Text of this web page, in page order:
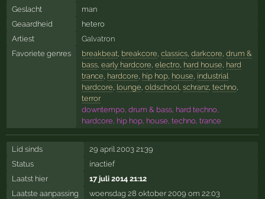
Geslacht
man
Geaardheid
hetero
Artiest
Galvatron
Favoriete genres
breakbeat, breakcore classics, darkcore drum &
bass, early hardcore electro, hard house hard
trance hardcore hip hop, house industrial
hardcore lounge oldschool schranz, techno,
terror
downtempo, drum & bass, hard techno,
hardcore, hip hop, house, techno, trance
Lid sinds
29 april 2003 21:39
Status
inactief
Laatst hier
17 juli 2014 21:12
Laatste aanpassing
woensdag 28 oktober 2009 om 22:03